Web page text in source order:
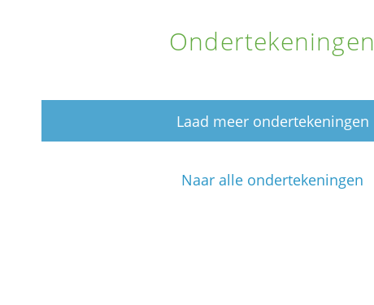
Ondertekeningen
Laad meer ondertekeningen
Naar alle ondertekeningen